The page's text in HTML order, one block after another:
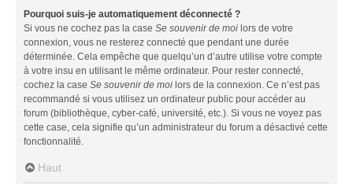
Pourquoi suis-je automatiquement déconnecté ?
Si vous ne cochez pas la case Se souvenir de moi lors de votre
connexion, vous ne resterez connecté que pendant une durée
déterminée. Cela empêche que quelqu’un d’autre utilise votre compte
à votre insu en utilisant le même ordinateur. Pour rester connecté,
cochez la case Se souvenir de moi lors de la connexion. Ce n’est pas
recommandé si vous utilisez un ordinateur public pour accéder au
forum (bibliothèque, cyber-café, université, etc.). Si vous ne voyez pas
cette case, cela signifie qu’un administrateur du forum a désactivé cette
fonctionnalité.
Haut